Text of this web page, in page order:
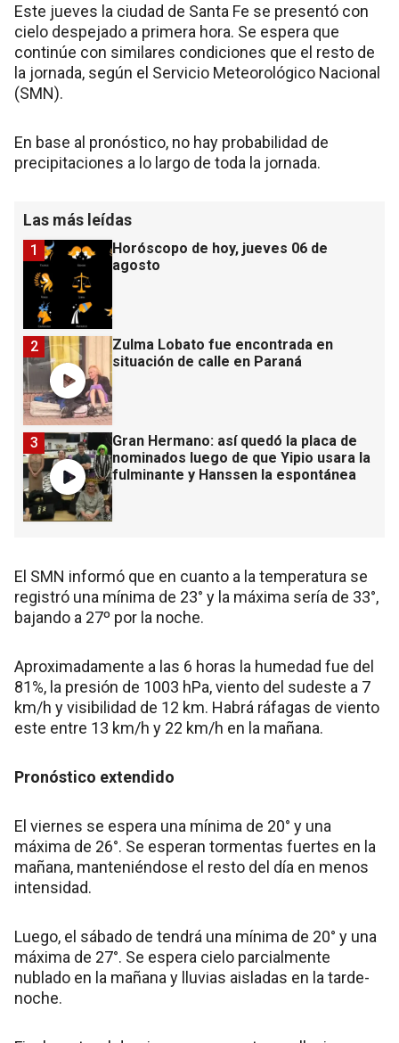
Este jueves la ciudad de Santa Fe se presentó con
cielo despejado a primera hora. Se espera que
continúe con similares condiciones que el resto de
la jornada, según el Servicio Meteorológico Nacional
(SMN).
En base al pronóstico, no hay probabilidad de
precipitaciones a lo largo de toda la jornada.
Las más leídas
Horóscopo de hoy, jueves 06 de
agosto
1
Zulma Lobato fue encontrada en
situación de calle en Paraná
2
Gran Hermano: así quedó la placa de
nominados luego de que Yipio usara la
fulminante y Hanssen la espontánea
3
El SMN informó que en cuanto a la temperatura se
registró una mínima de 23° y la máxima sería de 33°,
bajando a 27º por la noche.
Aproximadamente a las 6 horas la humedad fue del
81%, la presión de 1003 hPa, viento del sudeste a 7
km/h y visibilidad de 12 km. Habrá ráfagas de viento
este entre 13 km/h y 22 km/h en la mañana.
Pronóstico extendido
El viernes se espera una mínima de 20° y una
máxima de 26°. Se esperan tormentas fuertes en la
mañana, manteniéndose el resto del día en menos
intensidad.
Luego, el sábado de tendrá una mínima de 20° y una
máxima de 27°. Se espera cielo parcialmente
nublado en la mañana y lluvias aisladas en la tarde-
noche.